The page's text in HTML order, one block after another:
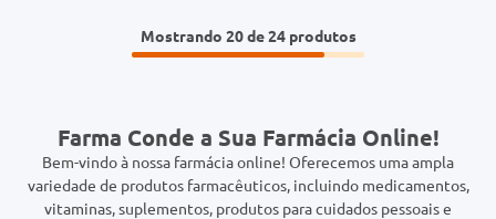
Mostrando 20 de 24
Farma Conde a Sua Farmácia Online!
Bem-vindo à nossa farmácia online! Oferecemos uma ampla
variedade de produtos farmacêuticos, incluindo medicamentos,
vitaminas, suplementos, produtos para cuidados pessoais e